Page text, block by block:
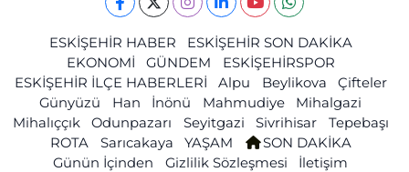
ESKİŞEHİR HABER
ESKİŞEHİR SON DAKİKA
EKONOMİ
GÜNDEM
ESKİŞEHİRSPOR
ESKİŞEHİR İLÇE HABERLERİ
Alpu Beylikova
Çifteler
Günyüzü
Han İnönü Mahmudiye
Mihalgazi
Mihalıççık
Odunpazarı Seyitgazi Sivrihisar
Tepebaşı
ROTA
Sarıcakaya YAŞAM
SON DAKİKA
Günün İçinden
Gizlilik Sözleşmesi
İletişim